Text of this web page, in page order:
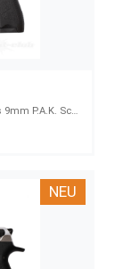
Firat P92 Magnum Schreckschuss 9mm P.A.K. Schwarz
NEU